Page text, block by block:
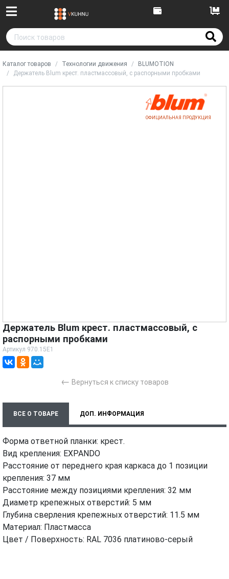
Каталог товаров Технологии движения
BLUMOTION
Держатель Blum крест. пластмассовый, с распорными пробками
ОФИЦИАЛЬНАЯ ПРОДУКЦИЯ
Держатель Blum крест. пластмассовый, с
распорными пробками
Артикул 970.15E1
← Вернуться к списку товаров
ВСЕ О ТОВАРЕ ДОП. ИНФОРМАЦИЯ
МОНТАЖ И УСТАНОВКА
Форма ответной планки: крест.
Вид крепления: EXPANDO
Расстояние от переднего края каркаса до 1 позиции
крепления: 37 мм
Расстояние между позициями крепления: 32 мм
Диаметр крепежных отверстий: 5 мм
Глубина сверления крепежных отверстий: 11.5 мм
Maтeриaл: Пластмасса
Цвет / Поверхность: RAL 7036 платиново-серый